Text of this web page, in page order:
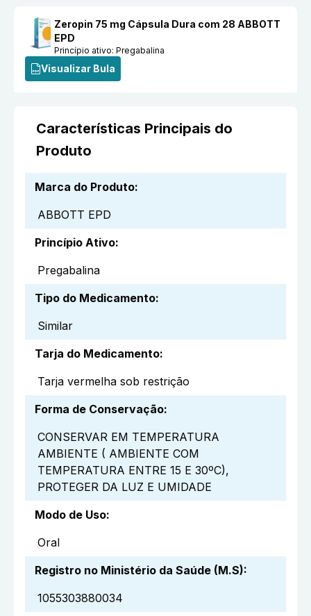
Zeropin 75 mg Cápsula Dura com 28 ABBOTT
EPD
Princípio ativo: Pregabalina
Visualizar Bula
Características Principais do
Produto
Marca do Produto:
ABBOTT EPD
Princípio Ativo:
Pregabalina
Tipo do Medicamento:
Similar
Tarja do Medicamento:
Tarja vermelha sob restrição
Forma de Conservação:
CONSERVAR EM TEMPERATURA
AMBIENTE ( AMBIENTE COM
TEMPERATURA ENTRE 15 E 30ºC),
PROTEGER DA LUZ E UMIDADE
Modo de Uso:
Oral
Registro no Ministério da Saúde (M.S):
1055303880034